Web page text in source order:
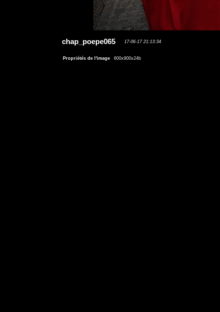
chap_poepe065 17-06-17 21:13:34
Propriétés de l'image 600x900x24b